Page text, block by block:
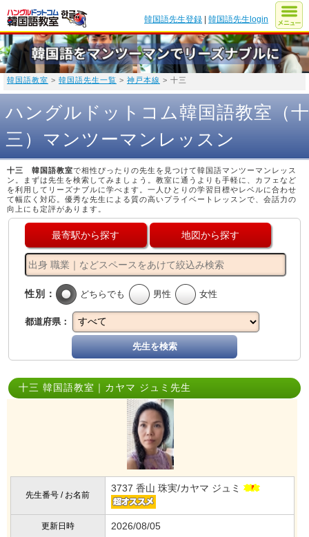
韓国語先生登録 |韓国語先生login
韓国語教室 > 韓国語先生一覧 > 神戸本線 > 十三
ハングルドットコム韓国語教室（十
三）マンツーマンレッスン
十三 韓国語教室で相性ぴったりの先生を見つけて韓国語マンツーマンレッス
ン。まずは先生を検索してみましょう。教室に通うよりも手軽に、カフェなど
を利用してリーズナブルに学べます。一人ひとりの学習目標やレベルに合わせ
て幅広く対応。優秀な先生による質の高いプライベートレッスンで、会話力の
向上にも定評があります。
最寄駅から探す 地図から探す
性別： どちらでも 男性 女性
都道府県：
先生を検索
十三 韓国語教室｜カヤマ ジュミ先生
先生番号 / お名前
3737 香山 珠実/カヤマ ジュミ
更新日時 2026/08/05